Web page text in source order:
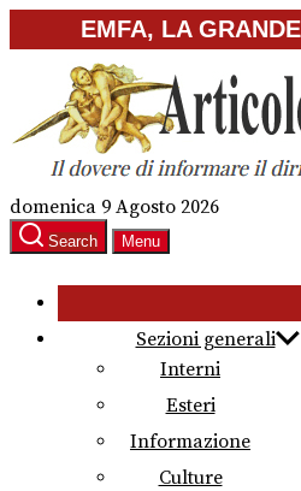
to
content
EMFA, LA
domenica 9 Agosto 2026
Search Menu
Sezioni generali
Interni
Esteri
Informazione
Culture